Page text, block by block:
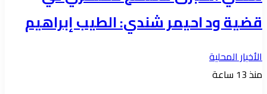
قضية ود احيمر شندي: الطيب إبراهيم
الأخبار المحلية
منذ 13 ساعة